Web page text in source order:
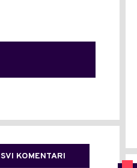
SVI KOMENTARI